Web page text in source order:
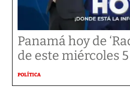
Panamá hoy de
de este miércoles
POLÍTICA